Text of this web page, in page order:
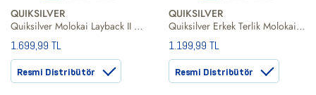
QUIKSILVER
Quiksilver Molokai Layback II Erkek Mavi Terlik
1.699,99 TL
Resmi Distribütör
QUIKSILVER
Quiksilver Erkek Terlik Molokai Art SL Mavi Günlük Giyim
1.199,99 TL
Resmi Distribütör